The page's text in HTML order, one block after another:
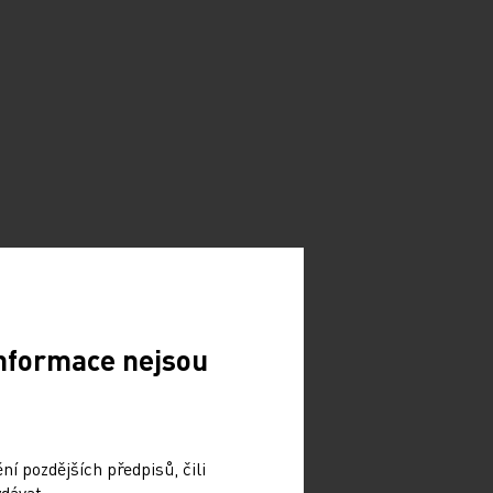
nejsou
pozdějších předpisů, čili